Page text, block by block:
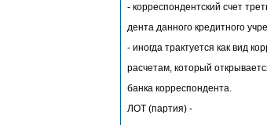
- корреспондентский счет
дента данного кредитного
- иногда трактуется как вид
расчетам, который
банка корреспондента.
ЛОТ (партия) -